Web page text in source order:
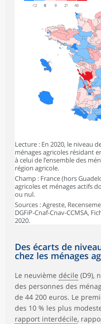
Lecture : En 2020, le niveau
ménages agricoles résidant
à celui de l’ensemble des
région agricole.
Champ : France (hors
agricoles et ménages actifs
ou nul.
Sources : Agreste,
DGFiP-Cnaf-Cnav-CCMSA,
2020.
Des écarts de
chez les ménages
Le neuvième décile (D9),
des personnes des
de 44 200 euros. Le
des 10 % les plus
rapport interdécile,